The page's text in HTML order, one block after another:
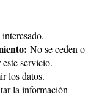
No se ceden o
servicio.
los datos.
la información